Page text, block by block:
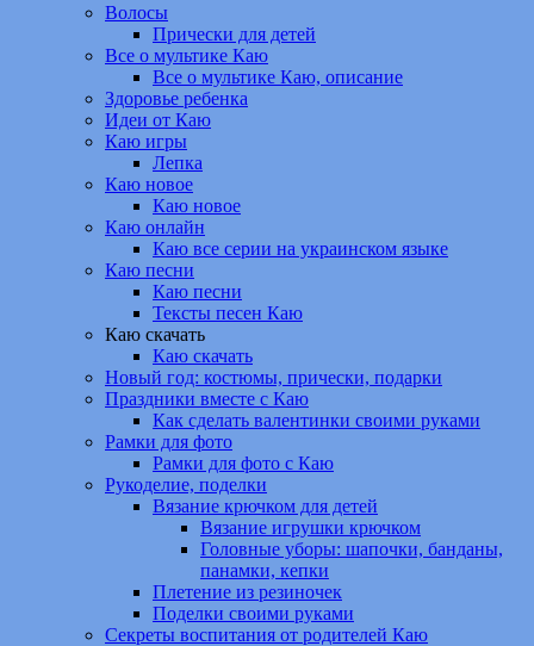
Волосы
Прически для детей
Все о мультике Каю
Все о мультике Каю, описание
Здоровье ребенка
Идеи от Каю
Каю игры
Лепка
Каю новое
Каю новое
Каю онлайн
Каю все серии на украинском языке
Каю песни
Каю песни
Тексты песен Каю
Каю скачать
Каю скачать
Новый год: костюмы, прически, подарки
Праздники вместе с Каю
Как сделать валентинки своими руками
Рамки для фото
Рамки для фото с Каю
Рукоделие, поделки
Вязание крючком для детей
Вязание игрушки крючком
Головные уборы: шапочки, банданы,
панамки, кепки
Плетение из резиночек
Поделки своими руками
Секреты воспитания от родителей Каю